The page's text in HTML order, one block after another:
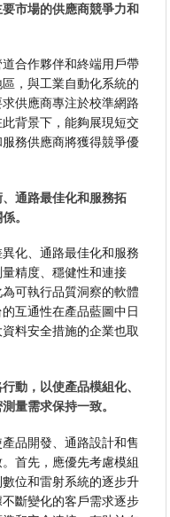
市場的供應商競爭力和
合作夥伴和終端用戶帶
，與工業自動化系統的
供應商專注於校準網路
背景下，能夠展現短交
務供應商將獲得競爭優
通路最佳化和服務拓
。
化、通路最佳化和服務
精度、穩健性和連接
可執行品質洞察的軟體
互通性在產品藍圖中日
料安全措施的企業也取
動，以使產品模組化、
量需求保持一致。
品開發、通路設計和售
首先，應優先考慮模組
位和雷射系統的逐步升
斷變化的客戶需求逐步